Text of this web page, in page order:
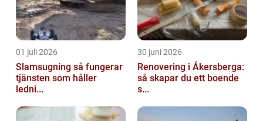
01 juli 2026
Slamsugning så fungerar
tjänsten som håller
ledni...
30 juni 2026
Renovering i Åkersberga:
så skapar du ett boende
s...